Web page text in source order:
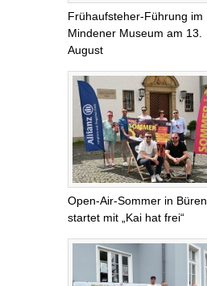
Frühaufsteher-Führung im
Mindener Museum am 13.
August
Open-Air-Sommer in Büren
startet mit „Kai hat frei“